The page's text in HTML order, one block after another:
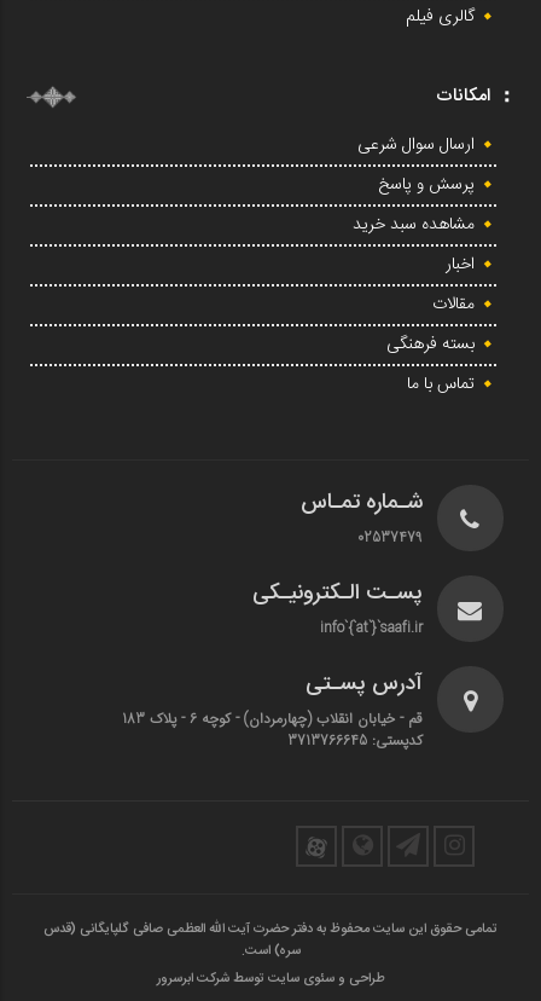
گالری فیلم
امکانات
ارسال سوال شرعی
پرسش و پاسخ
مشاهده سبد خرید
اخبار
مقالات
بسته فرهنگی
تماس با ما
شـماره تمـاس
02537479
پسـت الـکترونیـکی
info`{`at`}`saafi.ir
آدرس پسـتی
قم - خیابان انقلاب (چهارمردان)‌ - کوچه 6 - پلاک 183
کدپستی: 3713766645
تمامی حقوق این سایت محفوظ به دفتر حضرت آیت الله العظمی صافی گلپایگانی (قدس
سره) است.
طراحی و سئوی سایت توسط شرکت ابرسرور